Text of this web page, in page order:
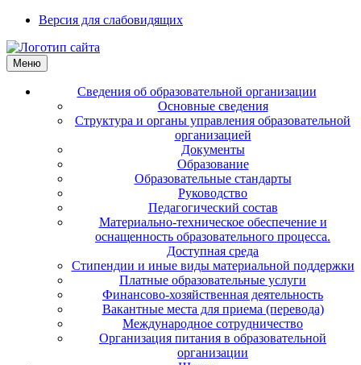
Версия для слабовидящих
Меню
Сведения об образовательной организации
Основные сведения
Структура и органы управления образовательной
организацией
Документы
Образование
Образовательные стандарты
Руководство
Педагогический состав
Материально-техническое обеспечение и
оснащенность образовательного процесса.
Доступная среда
Стипендии и иные виды материальной поддержки
Платные образовательные услуги
Финансово-хозяйственная деятельность
Вакантные места для приема (перевода)
Международное сотрудничество
Организация питания в образовательной
организации